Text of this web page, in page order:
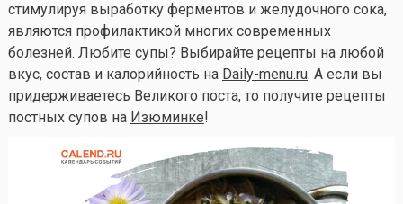
стимулируя выработку ферментов и желудочного сока,
являются профилактикой многих современных
болезней. Любите супы? Выбирайте рецепты на любой
вкус, состав и калорийность на Daily-menu.ru. А если вы
придерживаетесь Великого поста, то получите рецепты
постных супов на Изюминке!